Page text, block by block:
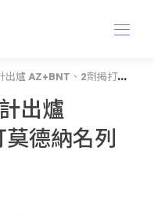
、2劑揭打莫德納名列前茅
出爐
德納名列